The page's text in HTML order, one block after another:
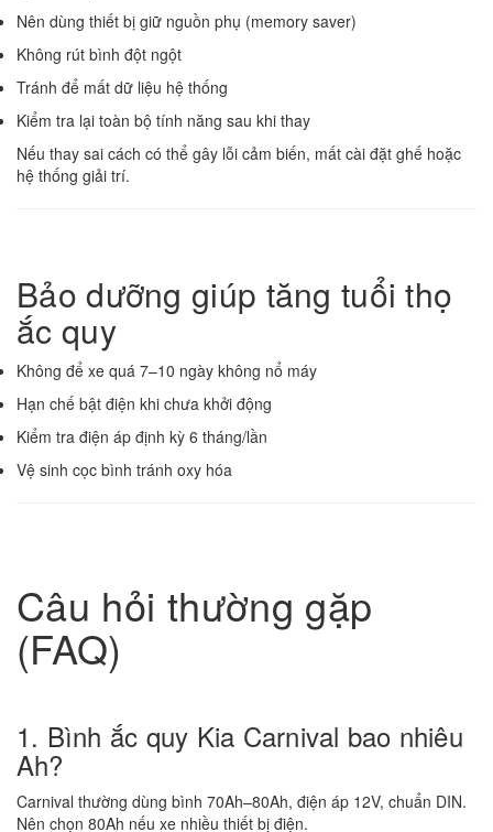
Nên dùng thiết bị giữ nguồn phụ (memory saver)
Không rút bình đột ngột
Tránh để mất dữ liệu hệ thống
Kiểm tra lại toàn bộ tính năng sau khi thay
Nếu thay sai cách có thể gây lỗi cảm biến, mất cài đặt ghế hoặc
hệ thống giải trí.
Bảo dưỡng giúp tăng tuổi thọ
ắc quy
Không để xe quá 7–10 ngày không nổ máy
Hạn chế bật điện khi chưa khởi động
Kiểm tra điện áp định kỳ 6 tháng/lần
Vệ sinh cọc bình tránh oxy hóa
Câu hỏi thường gặp
(FAQ)
1. Bình ắc quy Kia Carnival bao nhiêu
Ah?
Carnival thường dùng bình 70Ah–80Ah, điện áp 12V, chuẩn DIN.
Nên chọn 80Ah nếu xe nhiều thiết bị điện.